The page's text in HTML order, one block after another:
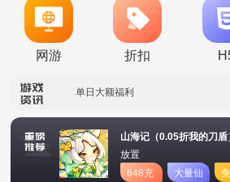
网游 折扣
新区单日助力活动
单日大额福利
单日大额福利
山海记（0.05折我的刀盾
放置
648充
大量仙